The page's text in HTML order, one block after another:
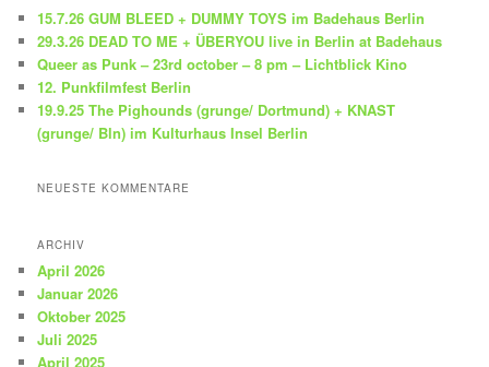
n
15.7.26 GUM BLEED + DUMMY TOYS im Badehaus Berlin
29.3.26 DEAD TO ME + ÜBERYOU live in Berlin at Badehaus
Queer as Punk – 23rd october – 8 pm – Lichtblick Kino
12. Punkfilmfest Berlin
19.9.25 The Pighounds (grunge/ Dortmund) + KNAST
(grunge/ Bln) im Kulturhaus Insel Berlin
NEUESTE KOMMENTARE
ARCHIV
April 2026
Januar 2026
Oktober 2025
Juli 2025
April 2025